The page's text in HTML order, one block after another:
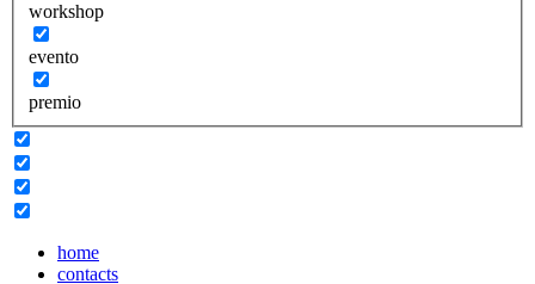
workshop
evento
premio
home
contacts